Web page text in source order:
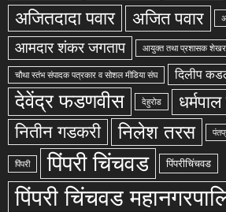
अजितदादा पवार अजित पवार
आमदार शंकर जगताप आयुक्त तथा प्रशासक शेखर
चौथा स्तंभ संपादक पत्रकार व सोशल मीडिया संघ दिलीप
देवेंद्र फडणवीस देहुरोड
नितीन गडकरी निलेश तरस
पिंपरी पिंपरी चिंचवड पिंपरीचिंचवड
पिंपरी चिंचवड